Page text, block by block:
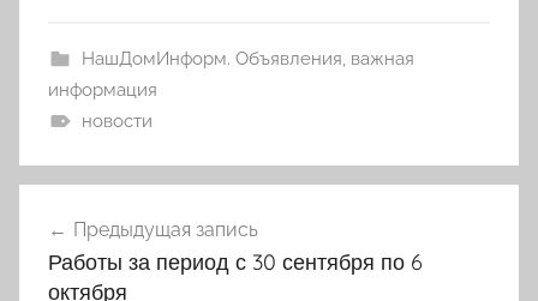
НашДомИнформ. Объявления, важная
информация
новости
по
записям
Предыдущая запись
Работы за период с 30 сентября по 6
октября